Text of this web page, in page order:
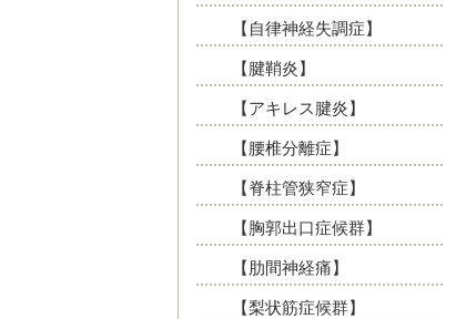
【自律神経失調症】
【腱鞘炎】
【アキレス腱炎】
【腰椎分離症】
【脊柱管狭窄症】
【胸郭出口症候群】
【肋間神経痛】
【梨状筋症候群】